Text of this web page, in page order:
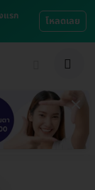
แรก
โหลดเลย